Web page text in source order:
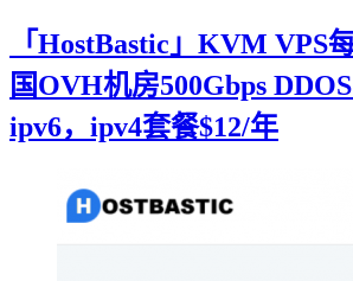
「HostBastic」KVM VPS
国OVH机房500Gbps
ipv6，ipv4套餐$12/年